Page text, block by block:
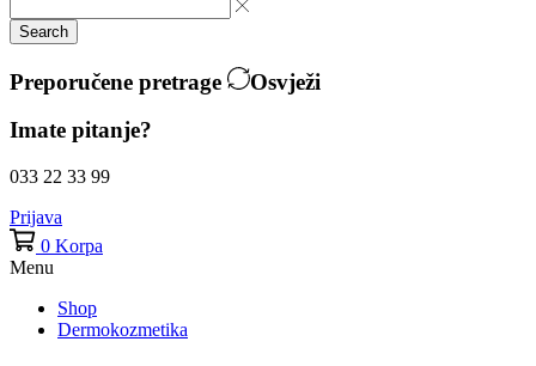
Search
Preporučene pretrage
Osvježi
Imate pitanje?
033 22 33 99
Prijava
0 Korpa
Menu
Shop
Dermokozmetika